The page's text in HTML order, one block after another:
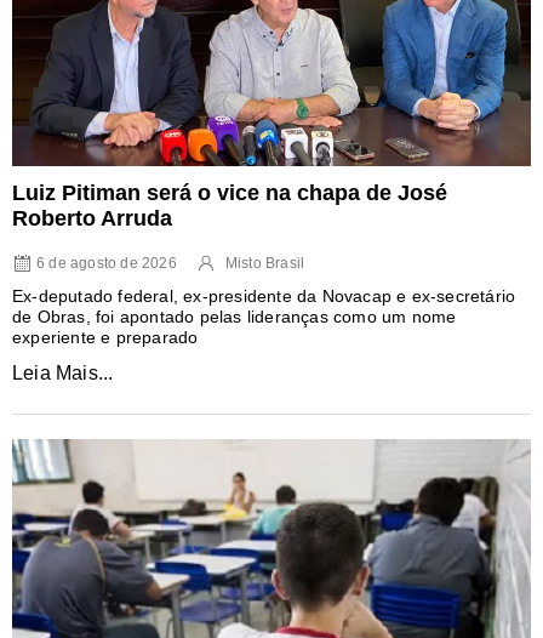
Luiz Pitiman será o vice na chapa de José
Roberto Arruda
6 de agosto de 2026 Misto Brasil
Ex-deputado federal, ex-presidente da Novacap e ex-secretário
de Obras, foi apontado pelas lideranças como um nome
experiente e preparado
Leia Mais...